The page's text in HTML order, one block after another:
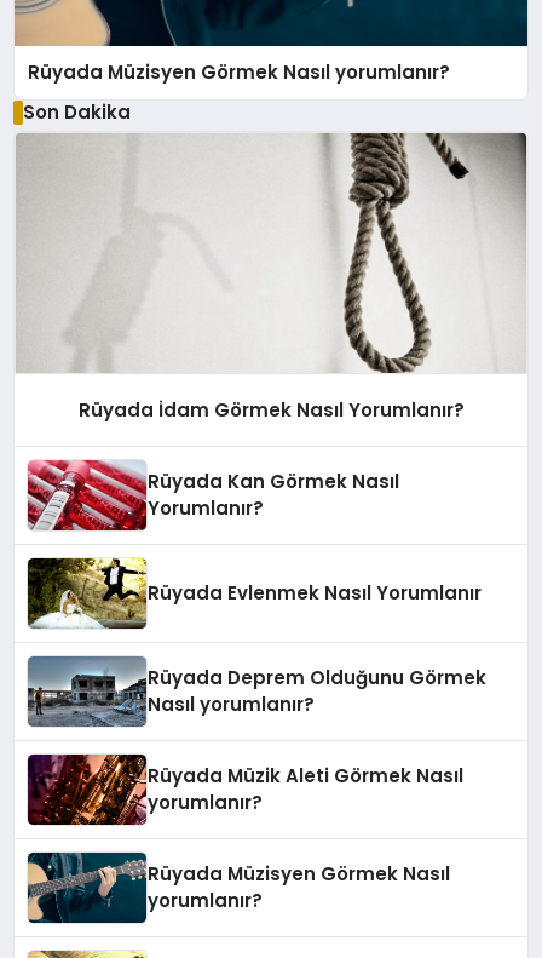
Rüyada Müzisyen Görmek Nasıl yorumlanır?
Son Dakika
Rüyada İdam Görmek Nasıl Yorumlanır?
Rüyada Kan Görmek Nasıl
Yorumlanır?
Rüyada Evlenmek Nasıl Yorumlanır
Rüyada Deprem Olduğunu Görmek
Nasıl yorumlanır?
Rüyada Müzik Aleti Görmek Nasıl
yorumlanır?
Rüyada Müzisyen Görmek Nasıl
yorumlanır?